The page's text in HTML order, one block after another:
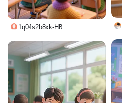
1q04s2b8xk-HB